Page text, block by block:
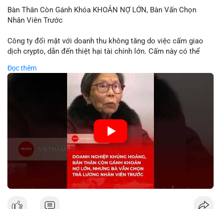
Bàn Thân Còn Gánh Khóa KHOẢN NỢ LỚN, Bàn Vấn Chọn
Nhân Viên Trước
Công ty đối mặt với doanh thu không tăng do việc cấm giao
dịch crypto, dẫn đến thiệt hại tài chính lớn. Cấm này có thể
biến động giá digital asset. Bàn vấn chuyển hướng tập trung
vào nhân lực, cho thấy chiến lược giảm chi phí hoặc điều chỉnh
mô hình kinh doanh. Điều này có thể ảnh hưởng đến thị trường
crypto và các doanh nghiệp liên quan trong tương lai.
🎥 Xem video trực tiếp tại:
Nguồn: KIEN THUC KINH TE
Đọc thêm